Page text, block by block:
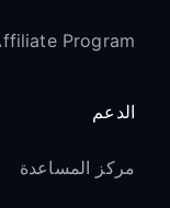
Program
الدعم
مركز المساعدة